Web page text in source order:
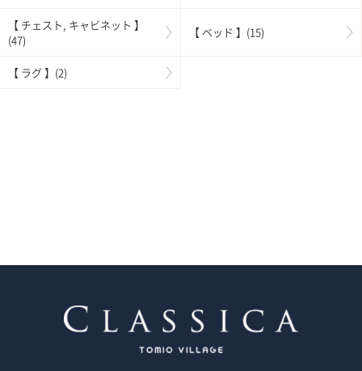
【 チェスト, キャビネット 】
(47)
【 ベッド 】(15)
【 ラグ 】(2)